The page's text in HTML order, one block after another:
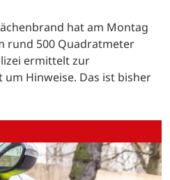
hat am Montag
rund 500 Quadratmeter
ermittelt zur
Hinweise. Das ist bisher